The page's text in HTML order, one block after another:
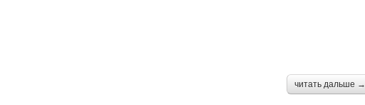
читать дальше →